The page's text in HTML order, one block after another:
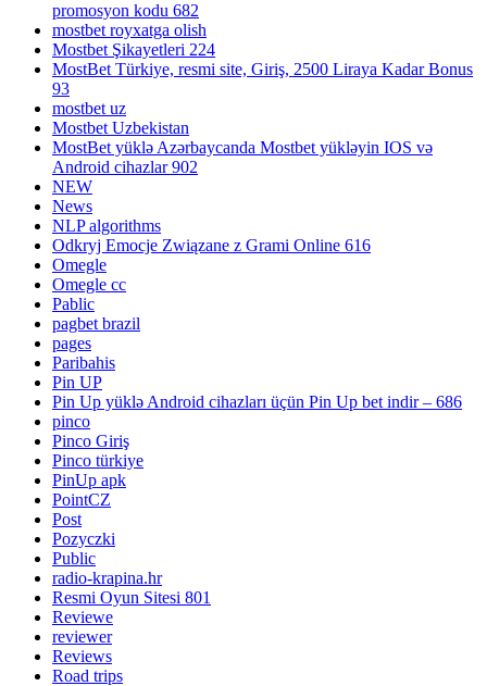
promosyon kodu 682
mostbet royxatga olish
Mostbet Şikayetleri 224
MostBet Türkiye, resmi site, Giriş, 2500 Liraya Kadar Bonus
93
mostbet uz
Mostbet Uzbekistan
MostBet yüklə Azərbaycanda Mostbet yükləyin IOS və
Android cihazlar 902
NEW
News
NLP algorithms
Odkryj Emocje Związane z Grami Online 616
Omegle
Omegle cc
Pablic
pagbet brazil
pages
Paribahis
Pin UP
Pin Up yüklə Android cihazları üçün Pin Up bet indir – 686
pinco
Pinco Giriş
Pinco türkiye
PinUp apk
PointCZ
Post
Pozyczki
Public
radio-krapina.hr
Resmi Oyun Sitesi 801
Reviewe
reviewer
Reviews
Road trips